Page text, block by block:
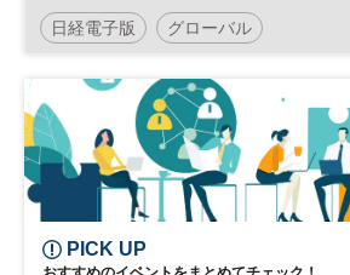
日経電子版 グローバル
PICK UP